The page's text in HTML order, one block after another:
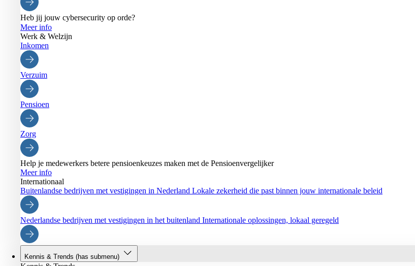
Heb jij jouw cybersecurity op orde?
Meer info
Werk & Welzijn
Inkomen
Verzuim
Pensioen
Zorg
Help je medewerkers betere pensioenkeuzes maken met de Pensioenvergelijker
Meer info
Internationaal
Buitenlandse bedrijven met vestigingen in Nederland Lokale zekerheid die past binnen jouw internationale beleid
Nederlandse bedrijven met vestigingen in het buitenland Internationale oplossingen, lokaal geregeld
Kennis & Trends (has submenu)